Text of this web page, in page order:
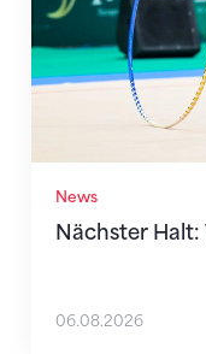
News
Nächster
06.08.2026